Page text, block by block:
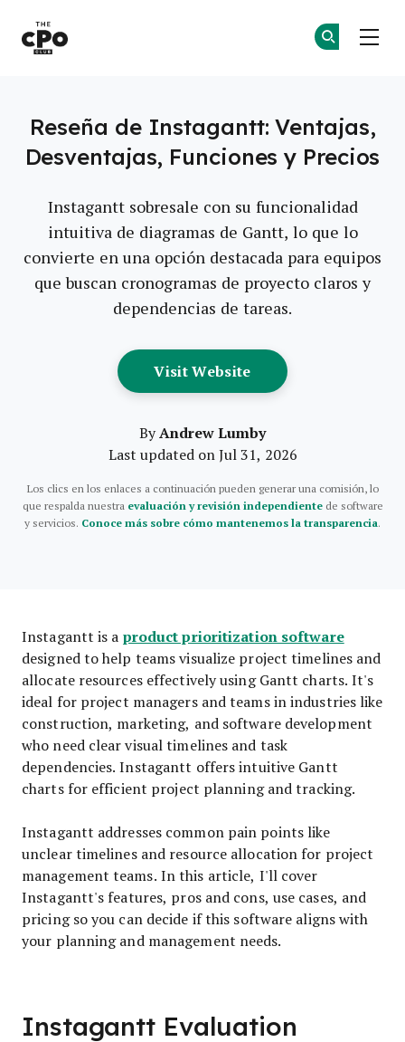
Reseña de Instagantt: Ventajas,
Desventajas, Funciones y Precios
Instagantt sobresale con su funcionalidad
intuitiva de diagramas de Gantt, lo que lo
convierte en una opción destacada para equipos
que buscan cronogramas de proyecto claros y
dependencias de tareas.
Visit WebsiteOpens New Window
ByAndrew Lumby
Last updated on Jul 31, 2026
Los clics en los enlaces a continuación pueden generar una comisión, lo
que respalda nuestra evaluación y revisión independientede software
y servicios. Conoce más sobre cómo mantenemos la transparencia.
Instagantt is a product prioritization software
designed to help teams visualize project timelines and
allocate resources effectively using Gantt charts. It's
ideal for project managers and teams in industries like
construction, marketing, and software development
who need clear visual timelines and task
dependencies. Instagantt offers intuitive Gantt
charts for efficient project planning and tracking.
Instagantt addresses common pain points like
unclear timelines and resource allocation for project
management teams. In this article, I'll cover
Instagantt's features, pros and cons, use cases, and
pricing so you can decide if this software aligns with
your planning and management needs.
Instagantt Evaluation